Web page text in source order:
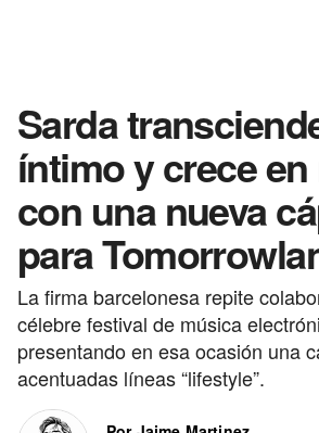
Sarda
íntimo y crece
con una nueva
para
La firma barcelonesa repite
célebre festival de música
presentando en esa ocasión una
acentuadas líneas “lifestyle”.